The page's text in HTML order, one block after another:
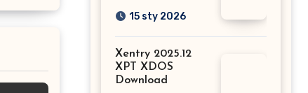
15 sty 2026
Xentry 2025.12
XPT XDOS
Download